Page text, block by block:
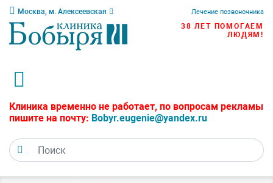
Москва, м. Алексеевская Лечение позвоночника
38 ЛЕТ ПОМОГАЕМ
ЛЮДЯМ!
Клиника временно не работает, по вопросам рекламы
пишите на почту: Bobyr.eugenie@yandex.ru